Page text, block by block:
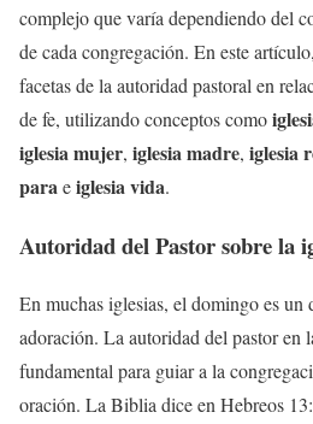
complejo que varía dependiendo del
de cada congregación. En este
facetas de la autoridad pastoral en
de fe, utilizando conceptos como
iglesia mujer, iglesia madre, iglesia
paraeiglesia vida.
Autoridad del Pastor sobre la
En muchas iglesias, el domingo es un
adoración. La autoridad del pastor en
fundamental para guiar a la
oración. La Biblia dice en Hebreos